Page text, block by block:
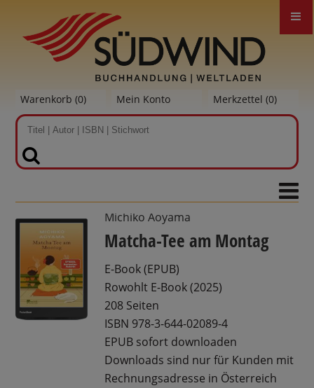
Warenkorb (0) Mein Konto Merkzettel (0)
Michiko Aoyama
Matcha-Tee am Montag
E-Book (EPUB)
Rowohlt E-Book (2025)
208 Seiten
ISBN 978-3-644-02089-4
EPUB sofort downloaden
Downloads sind nur für Kunden mit
Rechnungsadresse in Österreich